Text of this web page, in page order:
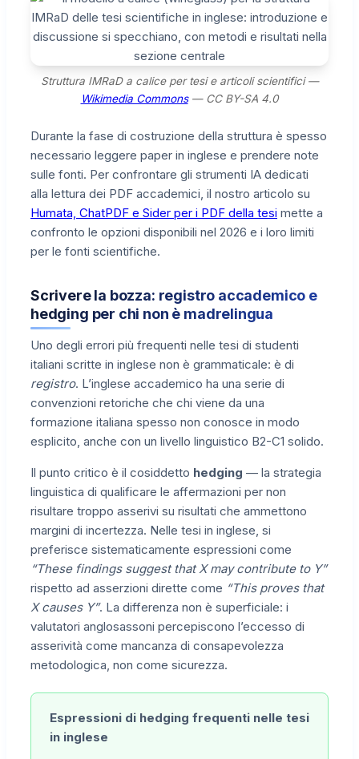
Struttura IMRaD a calice per tesi e articoli scientifici —
Wikimedia Commons— CC BY-SA 4.0
Durante la fase di costruzione della struttura è spesso
necessario leggere paper in inglese e prendere note
sulle fonti. Per confrontare gli strumenti IA dedicati
alla lettura dei PDF accademici, il nostro articolo su
Humata, ChatPDF e Sider per i PDF della tesi mette a
confronto le opzioni disponibili nel 2026 e i loro limiti
per le fonti scientifiche.
Scrivere la bozza: registro accademico e
hedging per chi non è madrelingua
Uno degli errori più frequenti nelle tesi di studenti
italiani scritte in inglese non è grammaticale: è di
registro. L’inglese accademico ha una serie di
convenzioni retoriche che chi viene da una
formazione italiana spesso non conosce in modo
esplicito, anche con un livello linguistico B2-C1 solido.
Il punto critico è il cosiddetto hedging — la strategia
linguistica di qualificare le affermazioni per non
risultare troppo asserivi su risultati che ammettono
margini di incertezza. Nelle tesi in inglese, si
preferisce sistematicamente espressioni come
“These findings suggest that X may contribute to Y”
rispetto ad asserzioni dirette come “This proves that
X causes Y”. La differenza non è superficiale: i
valutatori anglosassoni percepiscono l’eccesso di
asserività come mancanza di consapevolezza
metodologica, non come sicurezza.
Espressioni di hedging frequenti nelle tesi
in inglese